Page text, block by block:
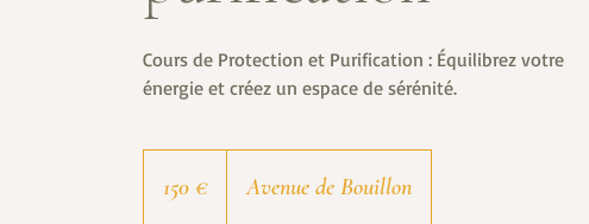
Cours de Protection et Purification : Équilibrez votre
énergie et créez un espace de sérénité.
150 € Avenue de Bouillon